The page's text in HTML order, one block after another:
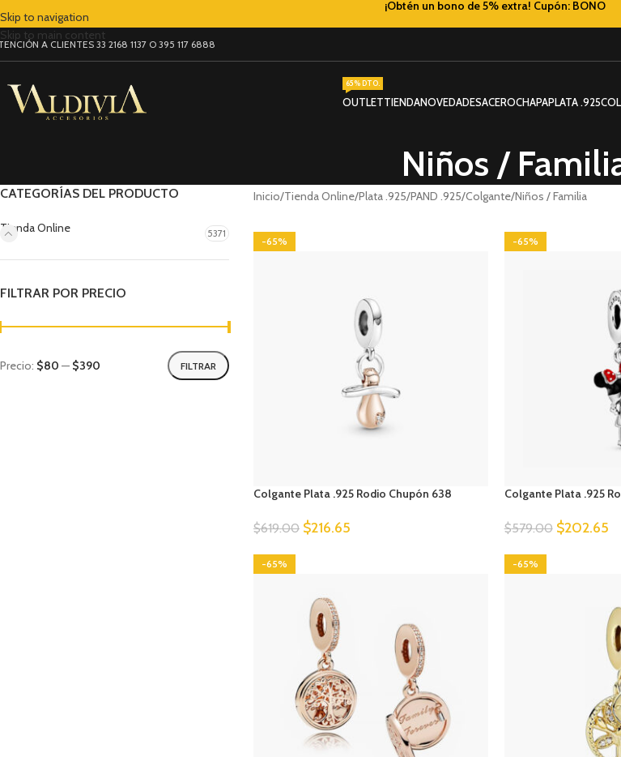
Skip to navigation
Skip to main content
¡Obtén un bono de 5% extra! Cupón: BONO
A CLIENTES 33 2168 1137 O 395 117 6888
OUTLET
65% DTO.
TIENDANOVEDADESACEROCHAPAPLATA .925
Niños /
CATEGORÍAS DEL PRODUCTO
Tienda Online 5371
FILTRAR POR PRECIO
FILTRAR
Precio: $80 — $390
Inicio Tienda Online Plata .925 PAND .925 Colgante Niños / Familia
-65%
Colgante Plata .925 Rodio Chupón 638
$619.00 $216.65
-65%
Colgante Plata .925
$579.00 $202.65
-65% -65%